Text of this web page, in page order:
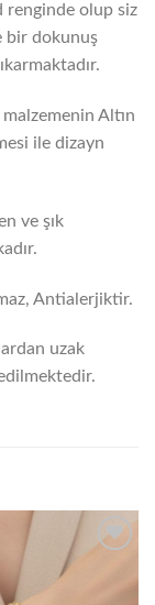
renginde olup siz
bir dokunuş
Altın
ile dizayn
ve şık
Antialerjiktir.
uzak